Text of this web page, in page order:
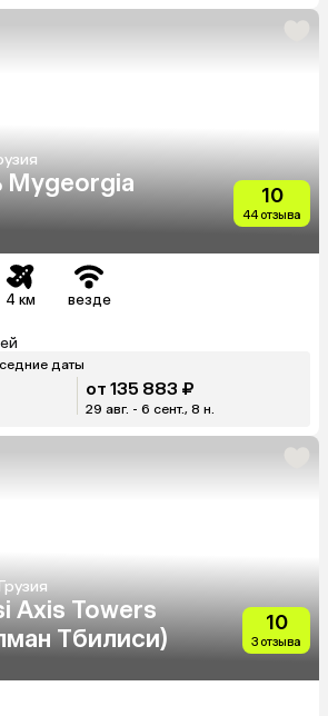
Mygeorgia
10
44 отзыва
4 км везде
даты
от 135 883 ₽
29 авг. - 6 сент., 8 н.
Axis Towers
Тбилиси)
10
3 отзыва